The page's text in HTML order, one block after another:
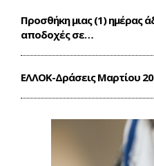
Προσθήκη μιας (1) ημέρας
αποδοχές σε…
ΕΛΛΟΚ-Δράσεις Mαρτίου